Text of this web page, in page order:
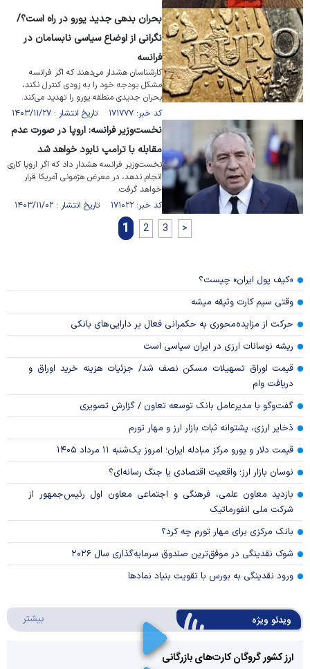
بحران بدهی جدید یورو در راه است؟/
نگرانی از اوضاع سیاسی نابسامان در
فرانسه
کارشناسان هشدار می‌دهند که اگر فرانسه
مشکل بودجه خود را به زودی کنترل نکند،
بحران جدیدی منطقه یورو را تهدید می‌کند.
کد خبر: ۱۷۱۷۷۷ تاریخ انتشار : ۱۴۰۳/۱۱/۲۷
نخست‌وزیر فرانسه: اروپا در صورت عدم
مقابله با ترامپ نابود خواهد شد
نخست‌وزیر فرانسه هشدار داد که اگر اروپا کاری
انجام ندهد، در معرض هژمونی آمریکا قرار
خواهد گرفت.
کد خبر: ۱۷۱۰۲۲ تاریخ انتشار : ۱۴۰۳/۱۱/۰۲
1 2 3 >
«کیف پول ایران» چیست؟
وقتی سیم کارت وثیقه میشه
حرکت از مزایده‌محوری به حکمرانی فعال بر دارایی‌های بانکی
ریشه نوسانات ارزی در ایران سیاسی است
قیمت اوراق تسهیلات مسکن نصف شد/ جزئیات هزینه خرید اوراق و
دریافت وام
گفت‌وگو با مدیرعامل بانک توسعه تعاون / گزارش تصویری
ذخایر ارزی، پشتوانه ثبات بازار ارز و مهار تورم
قیمت دلار و یورو مرکز مبادله ایران؛ امروز یک‌شنبه ۱۱ مرداد ۱۴۰۵
نوسان بازار ارز؛ واقعیت اقتصادی یا جنگ رسانه‌ای؟
بازدید معاون علمی، فرهنگی و اجتماعی معاون اول رئیس‌جمهور از
شرکت ملی انفورماتیک
بانک مرکزی برای مهار تورم چه کرد؟
شوک نقدینگی در موفق‌ترین صندوق سرمایه‌گذاری سال ۲۰۲۶
ورود نقدینگی به بورس با تقویت بنیاد نمادها
ویدئو ویژه بیشتر
ارز کشور گروگان کارت‌های بازرگانی